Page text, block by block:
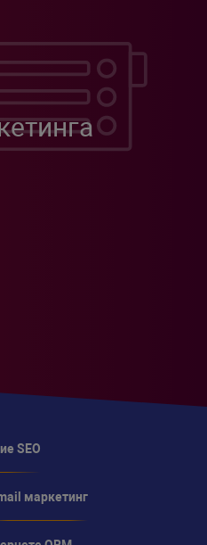
SEO
маркетинг